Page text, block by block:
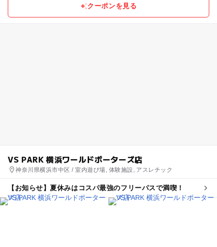
クーポンを見る
VS PARK 横浜ワールドポーターズ店
神奈川県横浜市中区 / 室内遊び場, 体験施設, アスレチック
【お知らせ】夏休みはコスパ最強のフリーパスで満喫！